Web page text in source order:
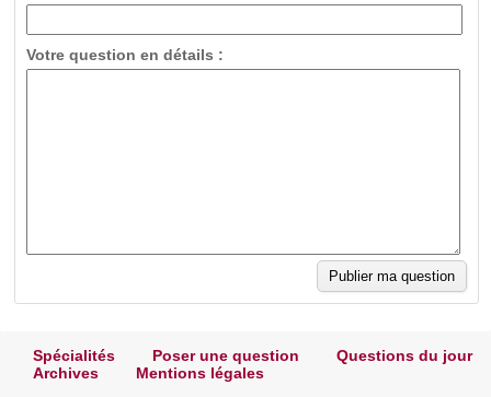
Votre question en détails :
Spécialités Poser une question
Questions du jour
Archives
Mentions légales